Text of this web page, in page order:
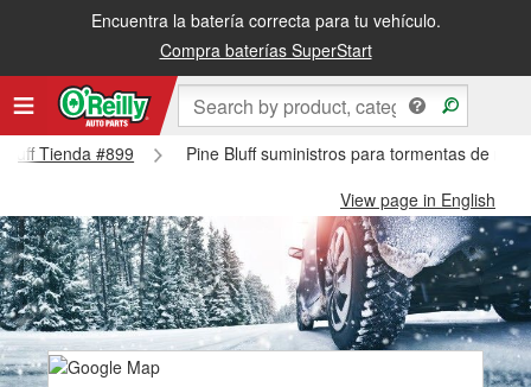
Encuentra la batería correcta para tu vehículo.
Compra baterías SuperStart
Tienda #899
Pine Bluff suministros para tormentas de
View page in English